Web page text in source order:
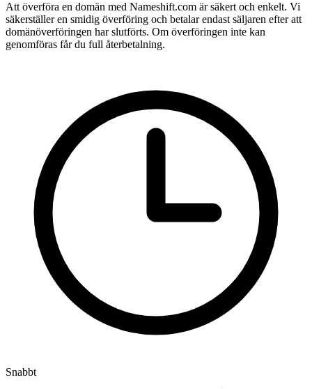
Att överföra en domän med Nameshift.com är säkert och enkelt. Vi
säkerställer en smidig överföring och betalar endast säljaren efter att
domänöverföringen har slutförts. Om överföringen inte kan
genomföras får du full återbetalning.
Snabbt